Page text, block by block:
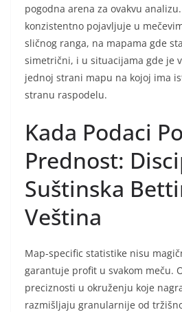
pogodna arena za ovakvu
konzistentno pojavljuje u
sličnog ranga, na mapama gde
simetrični, i u situacijama gde je
jednoj strani mapu na kojoj ima
stranu raspodelu.
Kada Podaci
Prednost:
Suštinska
Veština
Map-specific statistike nisu
garantuje profit u svakom meču.
preciznosti u okruženju koje
razmišljaju granularnije od